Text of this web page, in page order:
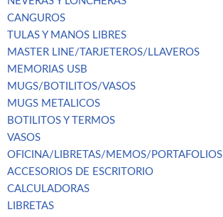
CANGUROS
TULAS Y MANOS LIBRES
MASTER LINE/TARJETEROS/LLAVEROS
MEMORIAS USB
MUGS/BOTILITOS/VASOS
MUGS METALICOS
BOTILITOS Y TERMOS
VASOS
OFICINA/LIBRETAS/MEMOS/PORTAFOLIOS
ACCESORIOS DE ESCRITORIO
CALCULADORAS
LIBRETAS